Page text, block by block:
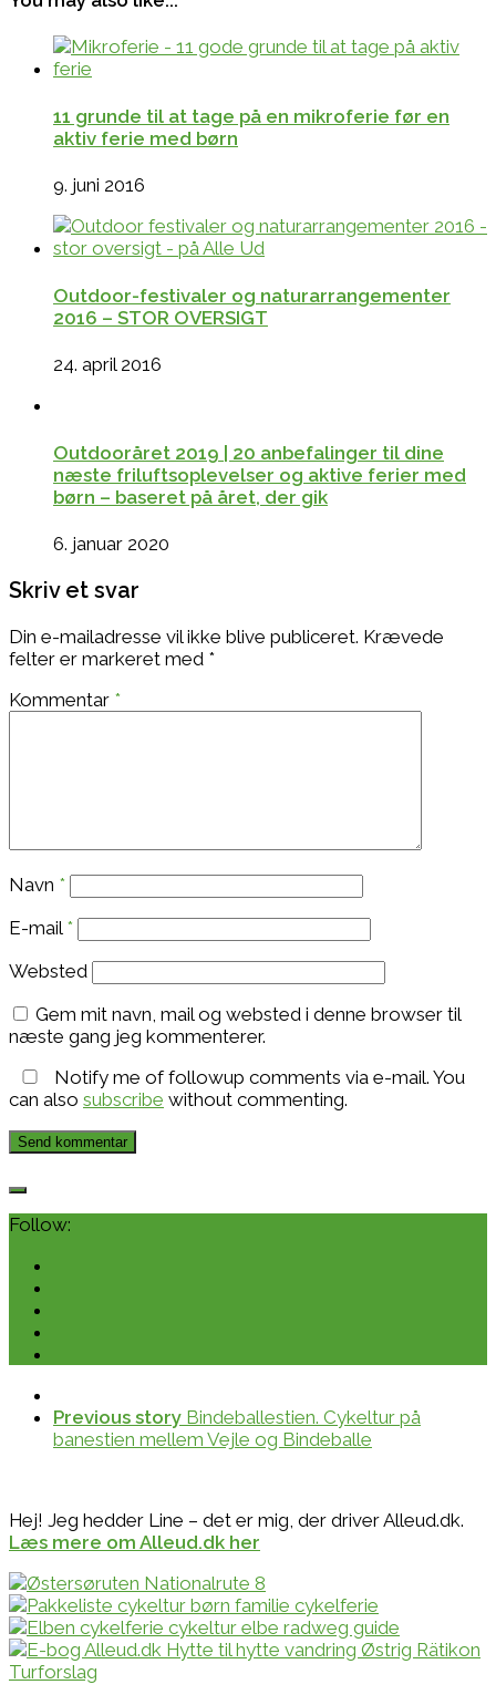
11 grunde til at tage på en mikroferie før en
aktiv ferie med børn
9. juni 2016
Outdoor-festivaler og naturarrangementer
2016 – STOR OVERSIGT
24. april 2016
Outdooråret 2019 | 20 anbefalinger til dine
næste friluftsoplevelser og aktive ferier med
børn – baseret på året, der gik
6. januar 2020
Skriv et svar
Din e-mailadresse vil ikke blive publiceret. Krævede
felter er markeret med *
Kommentar *
Navn *
E-mail *
Websted
Gem mit navn, mail og websted i denne browser til
næste gang jeg kommenterer.
Notify me of followup comments via e-mail. You
can also subscribe without commenting.
Follow:
Previous story Bindeballestien. Cykeltur på
banestien mellem Vejle og Bindeballe
Hej! Jeg hedder Line – det er mig, der driver Alleud.dk.
Læs mere om Alleud.dk her